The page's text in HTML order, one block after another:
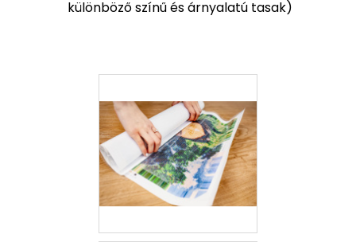
különböző színű és árnyalatú tasak)